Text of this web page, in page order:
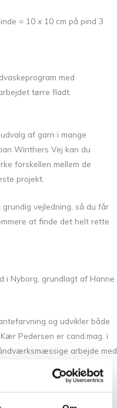
= 10 x 10 cm på pind 3
med
tørre fladt.
af garn i mange
Winthers Vej kan du
forskellen mellem de
projekt.
vejledning, så du får
at finde det helt rette
i Nyborg, grundlagt af Hanne
og udvikler både
Pedersen er cand.mag. i
arbejde med
og naturens egne